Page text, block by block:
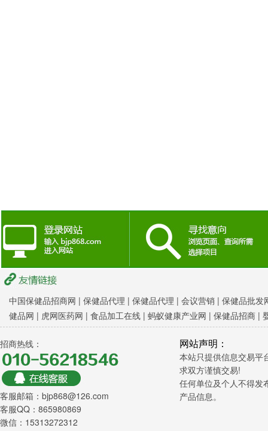
中国保健品招商网 | 保健品代理 | 保健品代理 | 会议营销 | 保健品批发
健品网 | 虎网医药网 | 食品加工在线 | 蚂蚁健康产业网 | 保健品招商 |
招商热线：
客服邮箱：bjp868@126.com
客服QQ：865980869
微信：15313272312
网站声明：
本站只提供信息交易平
求双方谨慎交易!
任何单位及个人不得发
产品信息。